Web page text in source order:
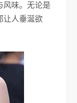
风味。无论是
让人垂涎欲